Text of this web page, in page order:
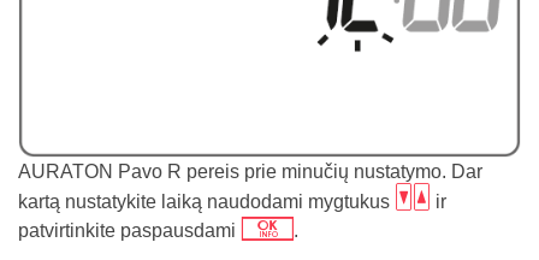
AURATON Pavo R pereis prie minučių nustatymo. Dar
kartą nustatykite laiką naudodami mygtukus bc ir
patvirtinkite paspausdami j.